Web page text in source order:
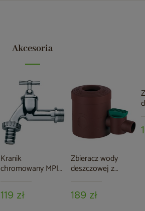
Akcesoria
Kranik
chromowany MPI
119 zł
Zbieracz wody
deszczowej z
brązowy
189 zł